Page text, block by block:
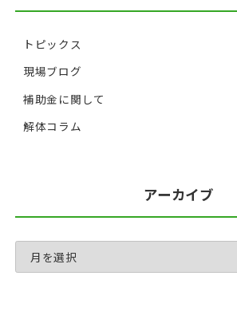
トピックス
現場ブログ
補助金に関して
解体コラム
アーカイブ